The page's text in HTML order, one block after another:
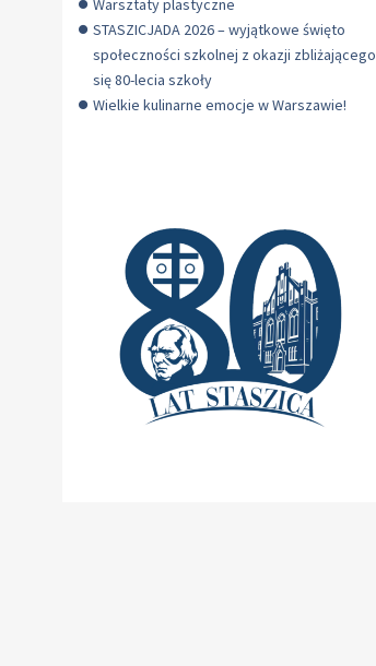
Warsztaty plastyczne
STASZICJADA 2026 – wyjątkowe święto
społeczności szkolnej z okazji zbliżającego
się 80-lecia szkoły
Wielkie kulinarne emocje w Warszawie!